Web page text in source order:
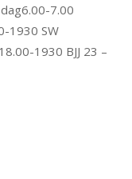
7.00
1930 SW
1930 BJJ 23 –